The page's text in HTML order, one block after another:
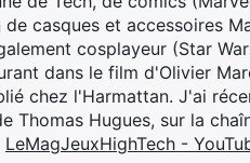
casques et accessoires
cosplayeur (Star
dans le film d'Olivier
chez l'Harmattan. J'ai
Thomas Hugues, sur la
LeMagJeuxHighTech -